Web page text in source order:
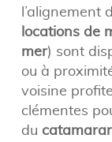
l’alignement
locations de
mer) sont
ou à
voisine
clémentes
du